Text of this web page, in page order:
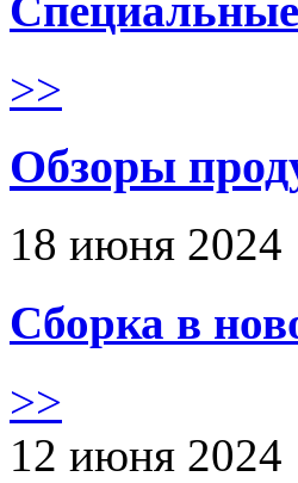
>>
Обзоры
18 июня 2024
Сборка в
>>
12 июня 2024